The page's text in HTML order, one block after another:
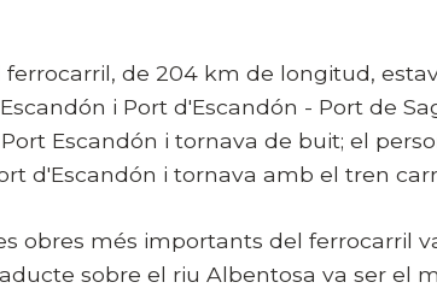
ferrocarril, de 204 km de longitud,
i Port d'Escandón - Port de
Escandón i tornava de buit; el
d'Escandón i tornava amb el tren
obres més importants del ferrocarril
sobre el riu Albentosa va ser el